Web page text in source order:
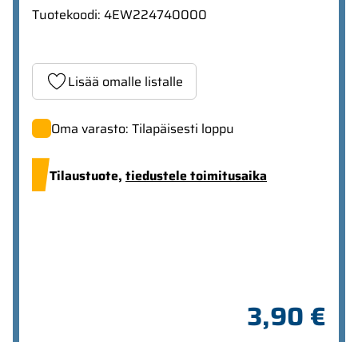
Tuotekoodi: 4EW224740000
Lisää omalle listalle
Oma varasto: Tilapäisesti loppu
Tilaustuote, tiedustele toimitusaika
3,90 €